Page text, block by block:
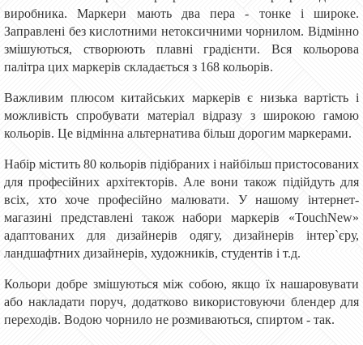
виробника. Маркери мають два пера - тонке і широке.
Заправлені без кислотними нетоксичними чорнилом. Відмінно
змішуються, створюють плавні градієнти. Вся кольорова
палітра цих маркерів складається з 168 кольорів.
Важливим плюсом китайських маркерів є низька вартість і
можливість спробувати матеріал відразу з широкою гамою
кольорів. Це відмінна альтернатива більш дорогим маркерами.
Набір містить 80 кольорів підібраних і найбільш пристосованих
для професійних архітекторів. Але вони також підійдуть для
всіх, хто хоче професійно малювати. У нашому інтернет-
магазині представлені також набори маркерів «TouchNew»
адаптованих для дизайнерів одягу, дизайнерів інтер`єру,
ландшафтних дизайнерів, художників, студентів і т.д.
Кольори добре змішуються між собою, якщо їх нашаровувати
або накладати поруч, додатково використовуючи блендер для
переходів. Водою чорнило не розмиваються, спиртом - так.